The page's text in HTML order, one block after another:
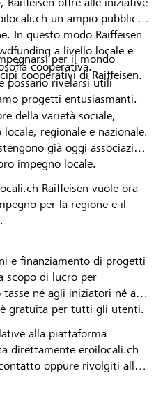
un ampio pubblico
In questo modo Raiffeisen
a livello locale e
cooperativa.
possano rivelarsi utili
progetti entusiasmanti.
per il mondo
cooperativi di Raiffeisen.
della varietà sociale,
regionale e nazionale.
già oggi associazioni
impegno locale.
Raiffeisen vuole ora
per la regione e il
e finanziamento di progetti
scopo di lucro per
tasse né agli iniziatori né ai
gratuita per tutti gli utenti.
alla piattaforma
direttamente eroilocali.ch
oppure rivolgiti alla